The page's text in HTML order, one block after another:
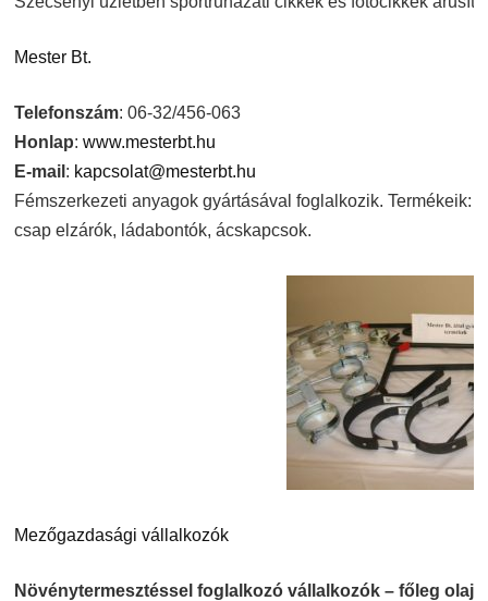
Mester Bt.
Telefonszám: 06-32/456-063
Honlap:www.mesterbt.hu
E-mail : kapcsolat@mesterbt.hu
Fémszerkezeti anyagok gyártásával foglalkozik. Termékeik:
csap elzárók, ládabontók, ácskapcsok.
Mezőgazdasági vállalkozók
Növénytermesztéssel foglalkozó vállalkozók – főleg